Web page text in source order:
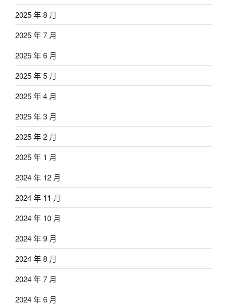
2025 年 8 月
2025 年 7 月
2025 年 6 月
2025 年 5 月
2025 年 4 月
2025 年 3 月
2025 年 2 月
2025 年 1 月
2024 年 12 月
2024 年 11 月
2024 年 10 月
2024 年 9 月
2024 年 8 月
2024 年 7 月
2024 年 6 月